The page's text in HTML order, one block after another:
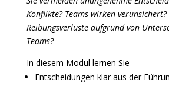
Konflikte? Teams wirken
Reibungsverluste aufgrund von
Teams?
In diesem Modul lernen Sie
Entscheidungen klar aus der